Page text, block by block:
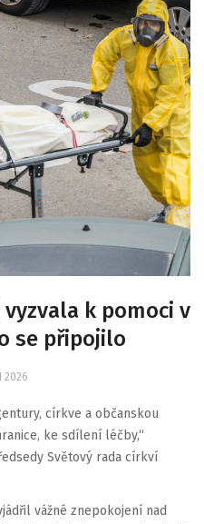
k pomoci v
se připojilo
2026
církve a občanskou
ke sdílení léčby,“
Světový rada církví
vážné znepokojení nad